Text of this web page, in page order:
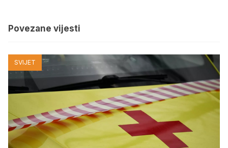
Povezane vijesti
SVIJET